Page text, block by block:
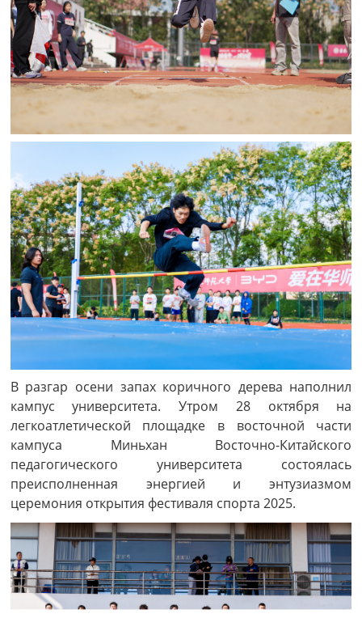
В разгар осени запах коричного дерева наполнил
кампус университета. Утром 28 октября на
легкоатлетической площадке в восточной части
кампуса Миньхан Восточно-Китайского
педагогического университета состоялась
преисполненная энергией и энтузиазмом
церемония открытия фестиваля спорта 2025.